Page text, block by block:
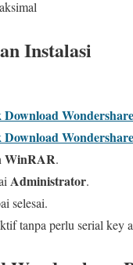
Instalasi
WinRAR.
Administrator.
selesai.
tanpa perlu serial key